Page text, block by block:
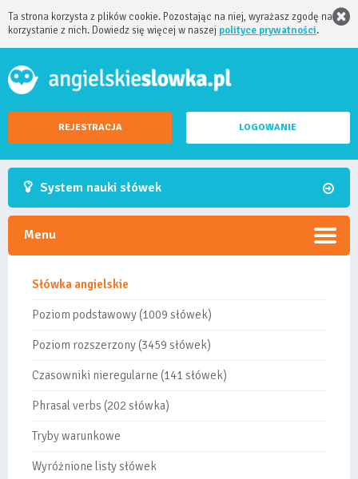
Ta strona korzysta z plików cookie. Pozostając na niej, wyrażasz zgodę na
korzystanie z nich. Dowiedz się więcej w naszej polityce prywatności.
REJESTRACJA LOGOWANIE
System nauki słówek
Menu
Słówka angielskie
Poziom podstawowy (1009 słówek)
Poziom rozszerzony (3459 słówek)
Czasowniki nieregularne (141 słówek)
Phrasal verbs (202 słówka)
Tryby warunkowe
Wyróżnione listy słówek